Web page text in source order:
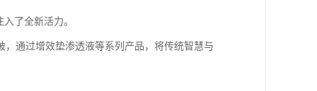
了全新活力。
通过增效垫渗透液等系列产品，将传统智慧与